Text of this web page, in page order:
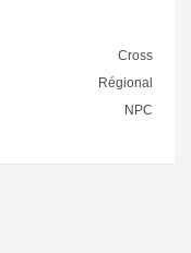
Cross
Régional
NPC